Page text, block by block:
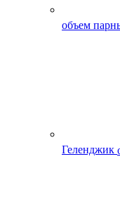
объем
Геленджик